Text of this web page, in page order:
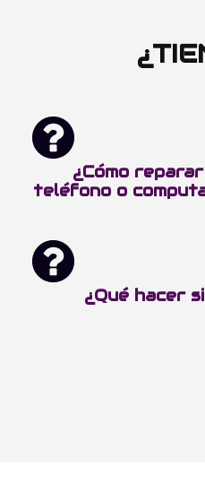
¿Cómo
teléfono o
¿Qué hacer